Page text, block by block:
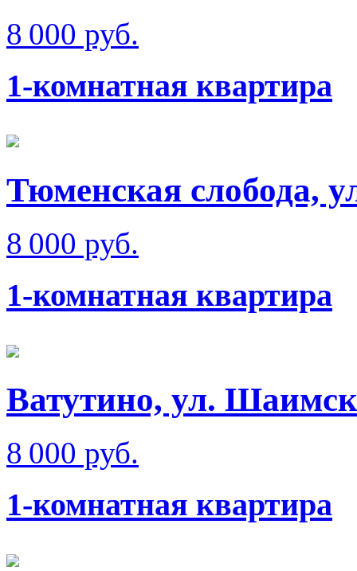
8 000 руб.
1-комнатная квартира
Тюменская слобода,
8 000 руб.
1-комнатная квартира
Ватутино, ул.
8 000 руб.
1-комнатная квартира